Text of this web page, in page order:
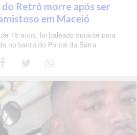
Retrô morre após ser
em Maceió
15 anos, foi baleado durante uma
no bairro do Pontal da Barra